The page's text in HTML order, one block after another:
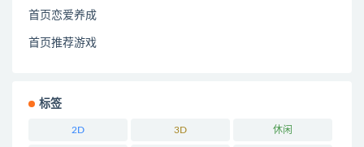
首页恋爱养成
首页推荐游戏
标签
2D 3D 休闲